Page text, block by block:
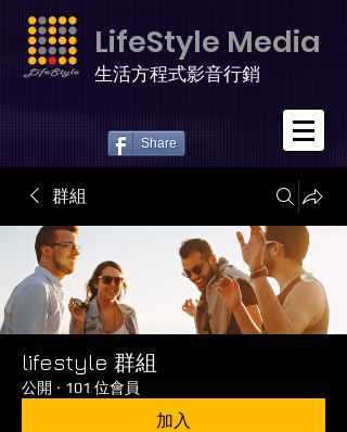
LifeStyle Media
生活方程式影音行銷
Share
群組
lifestyle 群組
公開 · 101 位會員
加入